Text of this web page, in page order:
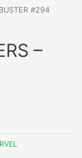
#294
–